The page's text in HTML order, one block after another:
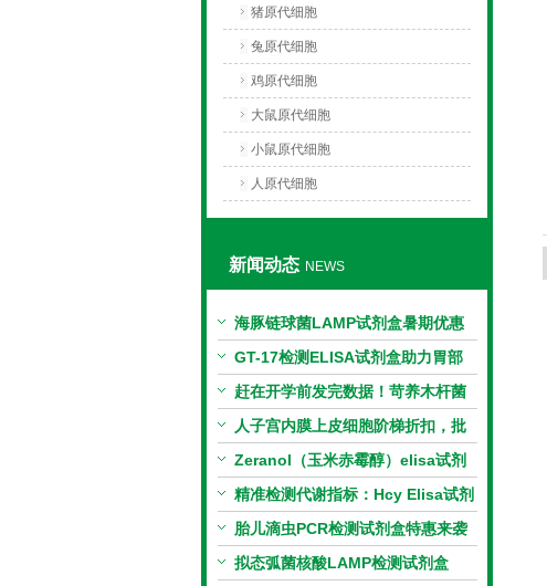
猪原代细胞
兔原代细胞
鸡原代细胞
大鼠原代细胞
小鼠原代细胞
人原代细胞
新闻动态 NEWS
海豚链球菌LAMP试剂盒暑期优惠
GT-17检测ELISA试剂盒助力胃部
相关指标样本定量研究
赶在开学前发完数据！苛养木杆菌
PCR检测试剂盒暑假优惠开启
人子宫内膜上皮细胞阶梯折扣，批
量更划算
Zeranol（玉米赤霉醇）elisa试剂
盒特惠
精准检测代谢指标：Hcy Elisa试剂
盒的科研应用与技术特点
胎儿滴虫PCR检测试剂盒特惠来袭
拟态弧菌核酸LAMP检测试剂盒